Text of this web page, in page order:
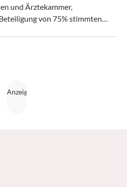
und Ärztekammer,
von 75% stimmten